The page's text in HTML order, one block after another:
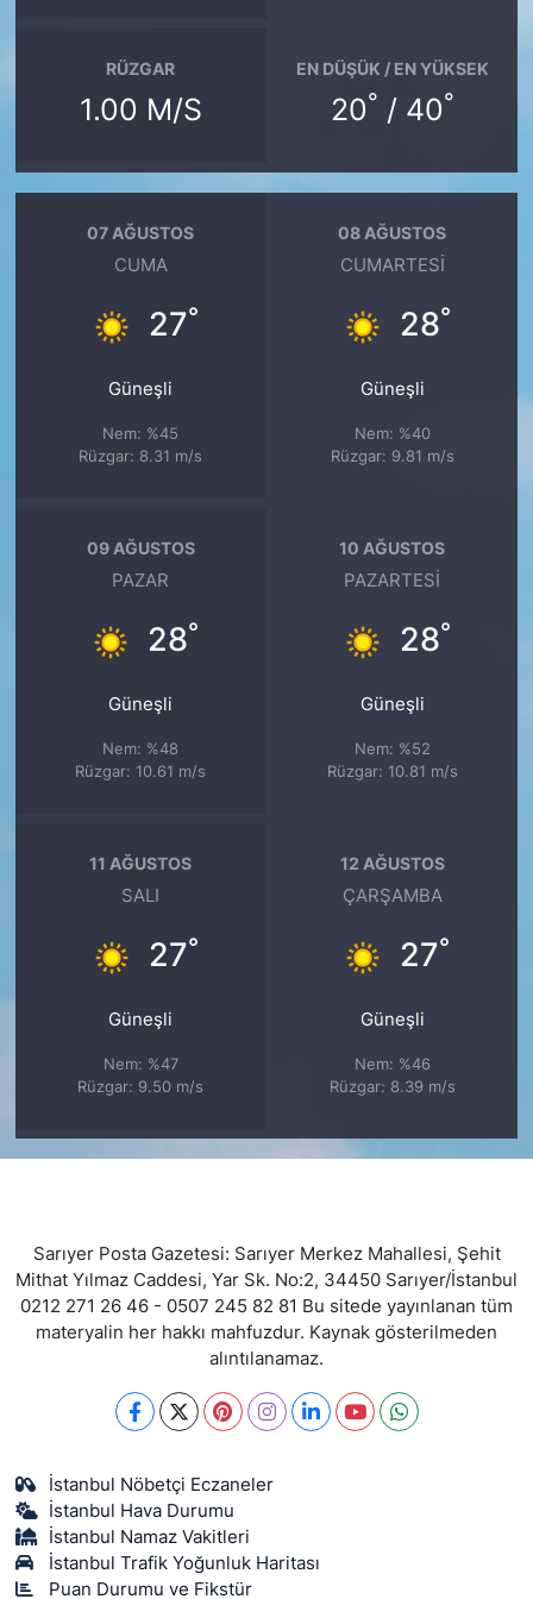
RÜZGAR
1.00 M/S
EN DÜŞÜK / EN YÜKSEK
20° / 40°
07 AĞUSTOS
CUMA
27°
Güneşli
Nem: %45
Rüzgar: 8.31 m/s
08 AĞUSTOS
CUMARTESI
28°
Güneşli
Nem: %40
Rüzgar: 9.81 m/s
09 AĞUSTOS
PAZAR
28°
Güneşli
Nem: %48
Rüzgar: 10.61 m/s
10 AĞUSTOS
PAZARTESI
28°
Güneşli
Nem: %52
Rüzgar: 10.81 m/s
11 AĞUSTOS
SALI
27°
Güneşli
Nem: %47
Rüzgar: 9.50 m/s
12 AĞUSTOS
ÇARŞAMBA
27°
Güneşli
Nem: %46
Rüzgar: 8.39 m/s
Sarıyer Posta Gazetesi: Sarıyer Merkez Mahallesi, Şehit
Mithat Yılmaz Caddesi, Yar Sk. No:2, 34450 Sarıyer/İstanbul
0212 271 26 46 - 0507 245 82 81 Bu sitede yayınlanan tüm
materyalin her hakkı mahfuzdur. Kaynak gösterilmeden
alıntılanamaz.
İstanbul Nöbetçi Eczaneler
İstanbul Hava Durumu
İstanbul Namaz Vakitleri
İstanbul Trafik Yoğunluk Haritası
Puan Durumu ve Fikstür